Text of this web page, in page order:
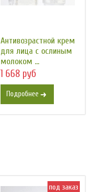
Антивозрастной крем
для лица с ослиным
молоком ...
1 668 руб
Подробнее
под заказ